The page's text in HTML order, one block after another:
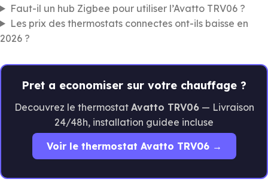
Faut-il un hub Zigbee pour utiliser l’Avatto TRV06 ?
Les prix des thermostats connectes ont-ils baisse en
2026 ?
Pret a economiser sur votre chauffage ?
Decouvrez le thermostat Avatto TRV06— Livraison
24/48h, installation guidee incluse
Voir le thermostat Avatto TRV06 →